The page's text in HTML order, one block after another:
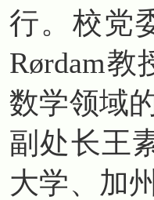
行。校党
Rørdam
数学领域
副处长王
大学、加